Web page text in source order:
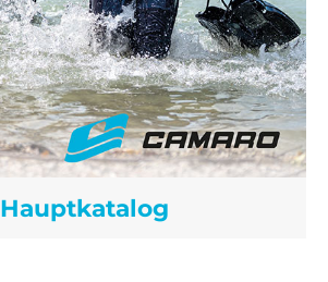
Hauptkatalog